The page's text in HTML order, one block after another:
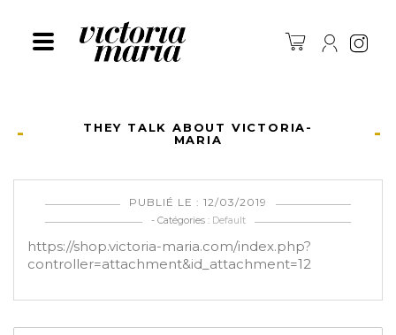
THEY TALK ABOUT VICTORIA-
MARIA
PUBLIÉ LE : 12/03/2019
- Catégories : Default
https://shop.victoria-maria.com/index.php?
controller=attachment&id_attachment=12